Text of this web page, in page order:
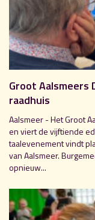
Groot
raadhuis
Aalsmeer - Het Groot
en viert de vijftiende
taalevenement vindt
van Aalsmeer.
opnieuw...